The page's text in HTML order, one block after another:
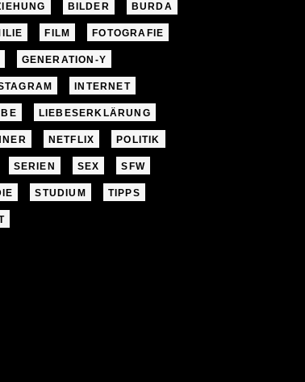
BILDER BURDA
FILM FOTOGRAFIE
GENERATION-Y
INTERNET
LIEBESERKLÄRUNG
NETFLIX POLITIK
SERIEN SEX SFW
STUDIUM TIPPS